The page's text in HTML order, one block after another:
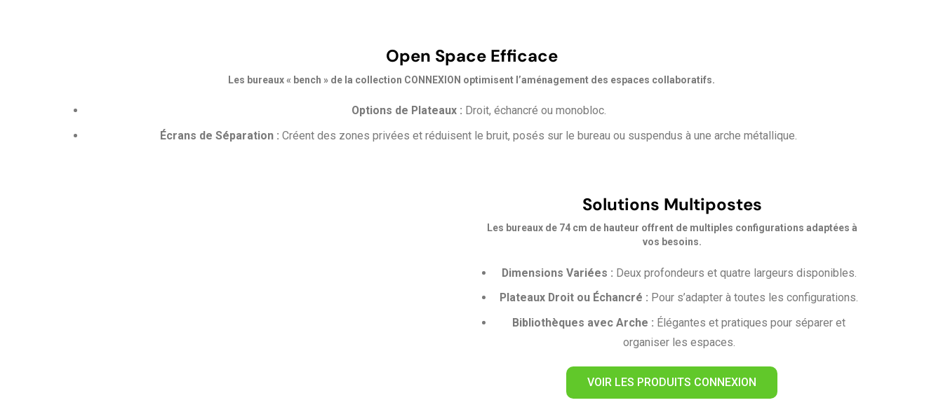
Open Space Efficace
Les bureaux « bench » de la collection CONNEXION optimisent l’aménagement des espaces collaboratifs.
Options de Plateaux : Droit, échancré ou monobloc.
Écrans de Séparation : Créent des zones privées et réduisent le bruit, posés sur le bureau ou suspendus à une arche métallique.
Solutions Multipostes
Les bureaux de 74 cm de hauteur offrent de multiples configurations adaptées à
vos besoins.
Dimensions Variées : Deux profondeurs et quatre largeurs disponibles.
Plateaux Droit ou Échancré : Pour s’adapter à toutes les configurations.
Bibliothèques avec Arche : Élégantes et pratiques pour séparer et
organiser les espaces.
VOIR LES PRODUITS CONNEXION